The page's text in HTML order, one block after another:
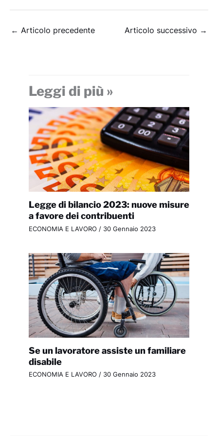
← Articolo precedente Articolo successivo →
Leggi di più »
Legge di bilancio 2023: nuove misure
a favore dei contribuenti
ECONOMIA E LAVORO / 30 Gennaio 2023
Se un lavoratore assiste un familiare
disabile
ECONOMIA E LAVORO / 30 Gennaio 2023